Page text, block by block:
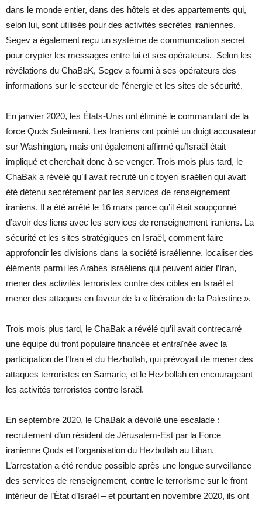
dans le monde entier, dans des hôtels et des appartements qui,
selon lui, sont utilisés pour des activités secrètes iraniennes.
Segev a également reçu un système de communication secret
pour crypter les messages entre lui et ses opérateurs. Selon les
révélations du ChaBaK, Segev a fourni à ses opérateurs des
informations sur le secteur de l’énergie et les sites de sécurité.
En janvier 2020, les États-Unis ont éliminé le commandant de la
force Quds Suleimani. Les Iraniens ont pointé un doigt accusateur
sur Washington, mais ont également affirmé qu’Israël était
impliqué et cherchait donc à se venger. Trois mois plus tard, le
ChaBak a révélé qu’il avait recruté un citoyen israélien qui avait
été détenu secrètement par les services de renseignement
iraniens. Il a été arrêté le 16 mars parce qu’il était soupçonné
d’avoir des liens avec les services de renseignement iraniens. La
sécurité et les sites stratégiques en Israël, comment faire
approfondir les divisions dans la société israélienne, localiser des
éléments parmi les Arabes israéliens qui peuvent aider l’Iran,
mener des activités terroristes contre des cibles en Israël et
mener des attaques en faveur de la « libération de la Palestine ».
Trois mois plus tard, le ChaBak a révélé qu’il avait contrecarré
une équipe du front populaire financée et entraînée avec la
participation de l’Iran et du Hezbollah, qui prévoyait de mener des
attaques terroristes en Samarie, et le Hezbollah en encourageant
les activités terroristes contre Israël.
En septembre 2020, le ChaBak a dévoilé une escalade :
recrutement d’un résident de Jérusalem-Est par la Force
iranienne Qods et l’organisation du Hezbollah au Liban.
L’arrestation a été rendue possible après une longue surveillance
des services de renseignement, contre le terrorisme sur le front
intérieur de l’État d’Israël – et pourtant en novembre 2020, ils ont